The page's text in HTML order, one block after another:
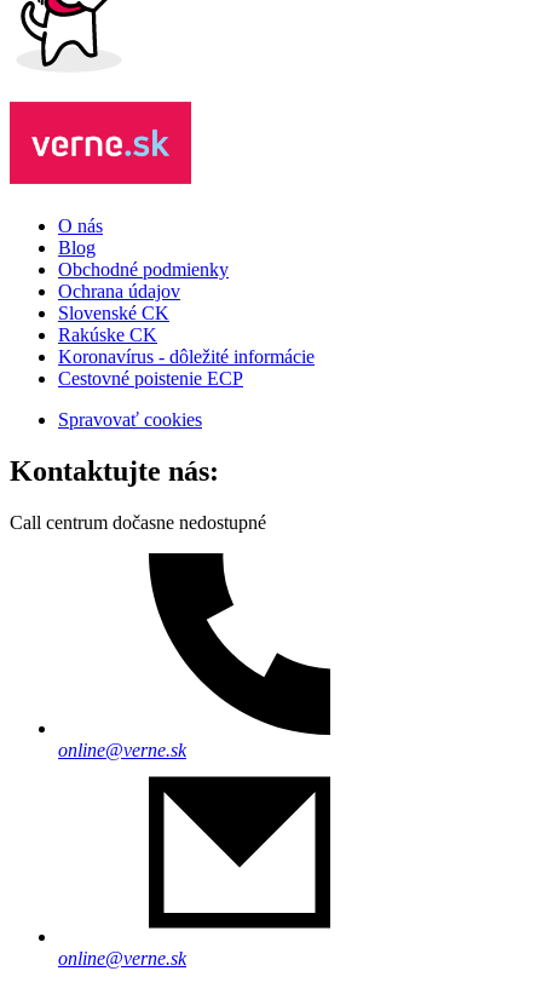
O nás
Blog
Obchodné podmienky
Ochrana údajov
Slovenské CK
Rakúske CK
Koronavírus - dôležité informácie
Cestovné poistenie ECP
Spravovať cookies
Kontaktujte nás:
Call centrum dočasne nedostupné
online@verne.sk
online@verne.sk